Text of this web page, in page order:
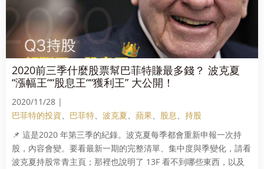
2020前三季什麼股票幫巴菲特賺最多錢？ 波克夏
“漲幅王““股息王““獲利王” 大公開！
2020/11/28 |
巴菲特的投資、 巴菲特、 波克夏、 蘋果、 股息、 持股
📌 這是2020 年第三季的紀錄。波克夏每季都會重新申報一次持
股，內容會變。要看最新一期的完整清單、集中度與季變化，請看
波克夏持股常青主頁；那裡也說明了 13F 看不到哪些東西，以及